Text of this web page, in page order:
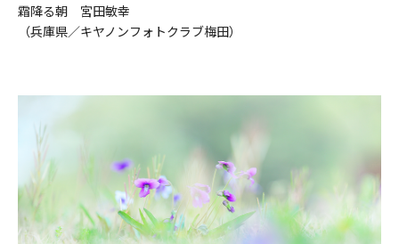
霜降る朝 宮田敏幸
（兵庫県／キヤノンフォトクラブ梅田）